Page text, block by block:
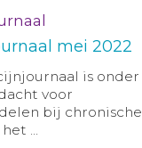
mei 2022
is onder
voor
bij chronische
...